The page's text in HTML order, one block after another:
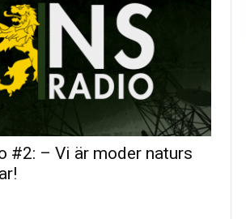
#2: – Vi är moder naturs